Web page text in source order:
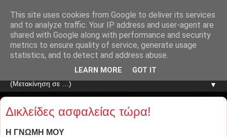
▼
Δικλείδες ασφαλείας τώρα!
Η ΓΝΩΜΗ ΜΟΥ
This site uses cookies from Google to deliver its services
and to analyze traffic. Your IP address and user-agent are
shared with Google along with performance and security
metrics to ensure quality of service, generate usage
statistics, and to detect and address abuse.
LEARN MORE GOT IT